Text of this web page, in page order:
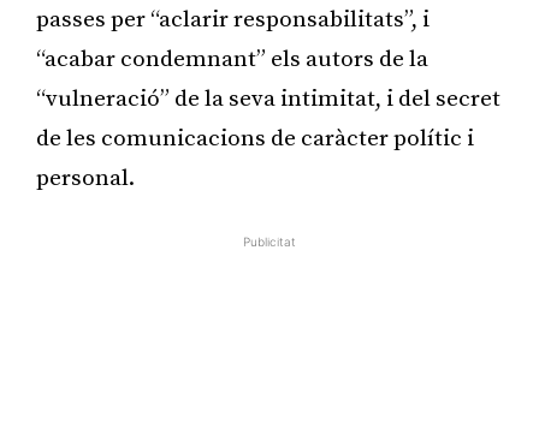
passes per “aclarir responsabilitats”, i
“acabar condemnant” els autors de la
“vulneració” de la seva intimitat, i del secret
de les comunicacions de caràcter polític i
personal.
Publicitat